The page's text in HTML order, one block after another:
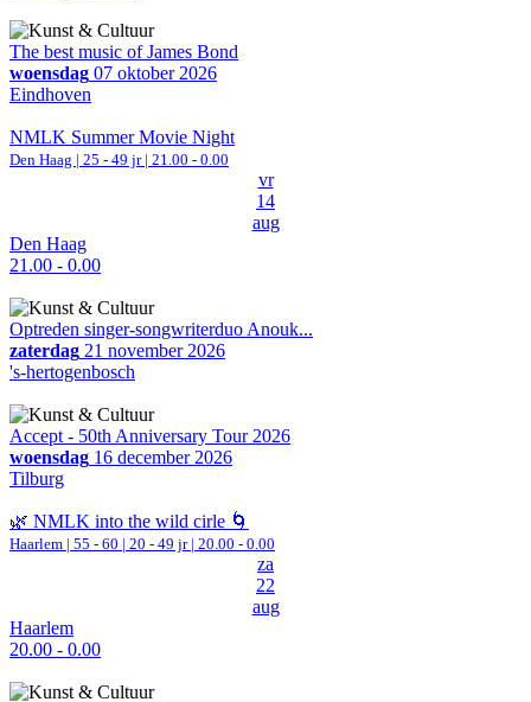
The best music of James Bond
woensdag 07 oktober 2026
Eindhoven
NMLK Summer Movie Night
Den Haag | 25 - 49 jr | 21.00 - 0.00
vr
14
aug
Den Haag
21.00 - 0.00
Optreden singer-songwriterduo Anouk...
zaterdag 21 november 2026
's-hertogenbosch
Accept - 50th Anniversary Tour 2026
woensdag 16 december 2026
Tilburg
🌿 NMLK into the wild cirle 🌀
Haarlem | 55 - 60 | 20 - 49 jr | 20.00 - 0.00
za
22
aug
Haarlem
20.00 - 0.00